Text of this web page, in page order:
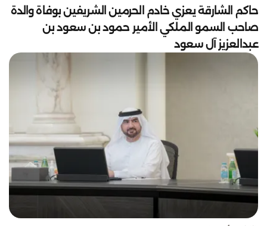
حاكم الشارقة يعزي خادم الحرمين الشريفين بوفاة والدة
صاحب السمو الملكي الأمير حمود بن سعود بن
عبدالعزيز آل سعود